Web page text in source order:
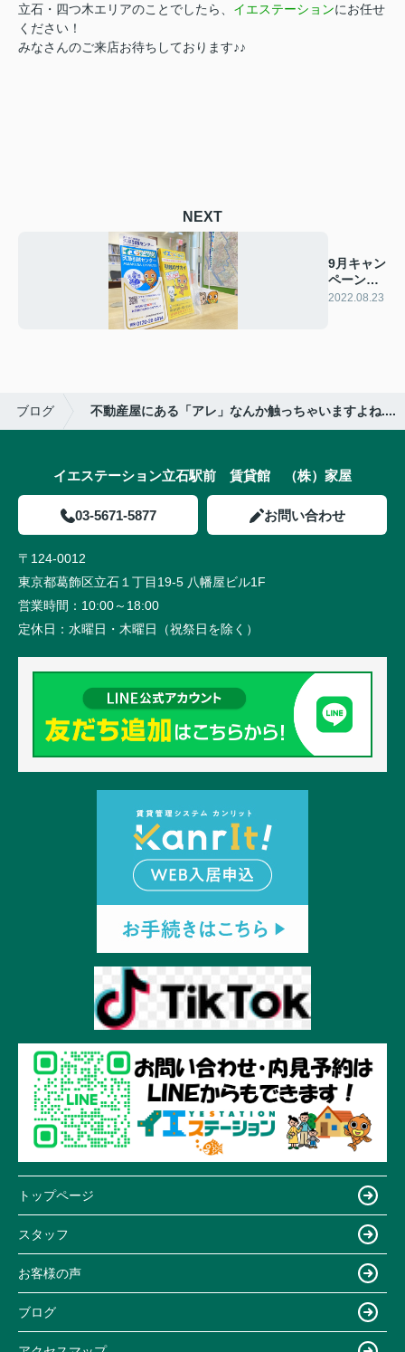
立石・四つ木エリアのことでしたら、 イエステーションにお任せ
ください！
みなさんのご来店お待ちしております♪♪
NEXT
9月キャン
ペーン情
報☆解禁
2022.08.23
ブログ 不動産屋にある「アレ」なんか触っちゃいますよね....
イエステーション立石駅前 賃貸館 （株）家屋
03-5671-5877 お問い合わせ
〒124-0012
東京都葛飾区立石１丁目19-5 八幡屋ビル1F
営業時間： 10:00～18:00
定休日： 水曜日・木曜日（祝祭日を除く）
トップページ
スタッフ
お客様の声
ブログ